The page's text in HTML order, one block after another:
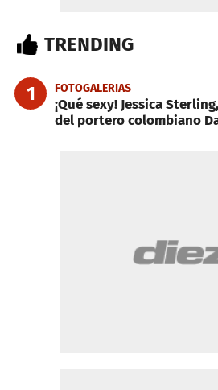
TRENDING
1 FOTOGALERIAS
¡Qué sexy! Jessica
del portero colombiano